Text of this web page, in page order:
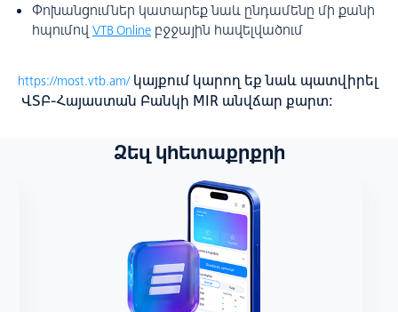
Փոխանցումներ կատարեք նաև ընդամենը մի քանի
հպումով VTB Online բջջային հավելվածում
https://most.vtb.am/կայքում կարող եք նաև պատվիրել
ՎՏԲ-Հայաստան Բանկի MIR անվճար քարտ:
Ձեզ կհետաքրքրի